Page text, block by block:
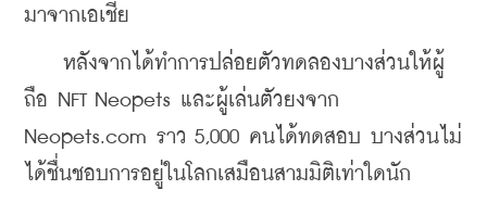
มาจากเอเชีย
หลังจากได้ทำการปล่อยตัวทดลองบางส่วนให้ผู้
ถือ NFT Neopets และผู้เล่นตัวยงจาก
Neopets.com ราว 5,000 คนได้ทดสอบ บางส่วนไม่
ได้ชื่นชอบการอยู่ในโลกเสมือนสามมิติเท่าใดนัก